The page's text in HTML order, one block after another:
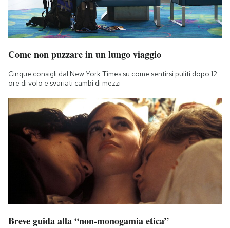
Come non puzzare in un lungo viaggio
Cinque consigli dal New York Times su come sentirsi puliti dopo 12
ore di volo e svariati cambi di mezzi
Breve guida alla “non-monogamia etica”